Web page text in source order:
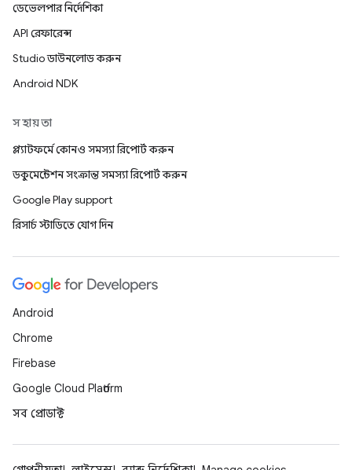
ডেভেলপার নির্দেশিকা
API রেফারেন্স
Studio ডাউনলোড করুন
Android NDK
সহায়তা
প্ল্যাটফর্মে কোনও সমস্যা রিপোর্ট করুন
ডকুমেন্টেশন সংক্রান্ত সমস্যা রিপোর্ট করুন
Google Play support
রিসার্চ স্টাডিতে যোগ দিন
Android
Chrome
Firebase
Google Cloud Platform
সব প্রোডাক্ট